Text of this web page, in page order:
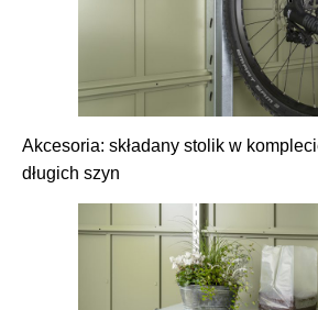
Akcesoria: składany stolik w
długich szyn